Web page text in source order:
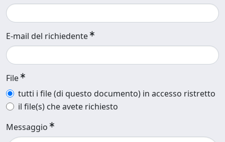
E-mail del richiedente
File
tutti i file (di questo documento) in accesso ristretto
il file(s) che avete richiesto
Messaggio